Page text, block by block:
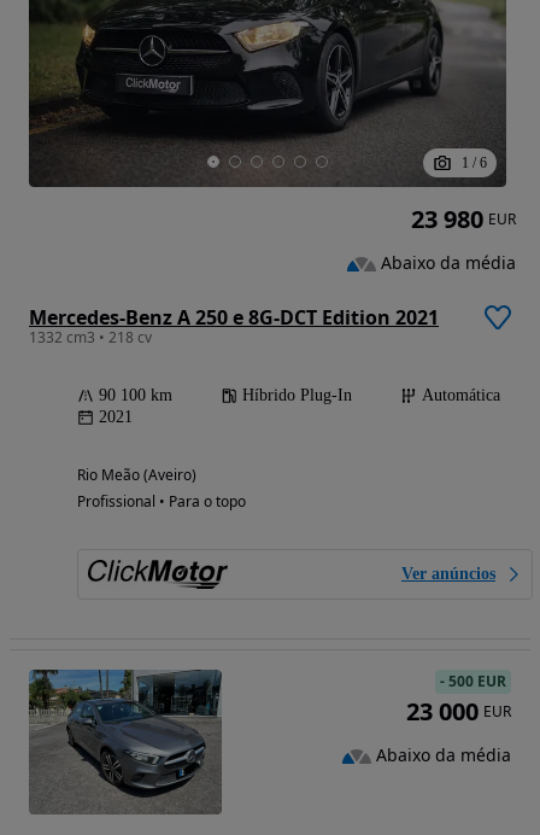
1 / 6
Mercedes-Benz A 250 e 8G-DCT Edition 2021
1332 cm3 • 218 cv
90 100 km Híbrido Plug-In
Automática
2021
Rio Meão (Aveiro)
Profissional • Para o topo
Ver anúncios
23 980 EUR
Abaixo da média
-500 EUR
23 000 EUR
Abaixo da média